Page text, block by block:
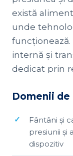
există
unde
internă și
dedicat prin
Domenii
Fântâni și
presiunii și
dispozitiv